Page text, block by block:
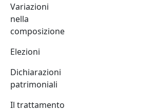
Variazioni
nella
composizione
Elezioni
Dichiarazioni
patrimoniali
Il trattamento